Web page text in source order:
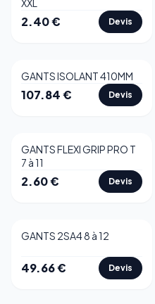
XXL
2.40€ Devis
GANTS ISOLANT 410MM
107.84€ Devis
GANTS FLEXI GRIP PRO T
7 à 11
2.60€ Devis
GANTS 2SA4 8 à 12
49.66€ Devis